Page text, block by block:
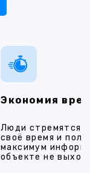
Экономия
Люди стремятся
своё время и
максимум
объекте не